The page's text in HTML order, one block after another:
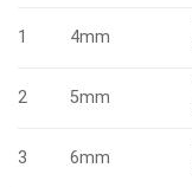
1 4mm
2 5mm
3 6mm